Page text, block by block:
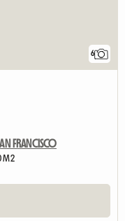
6
FRANCISCO
M2